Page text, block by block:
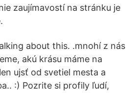
zaujímavostí na stránku je
about this. .mnohí z nás
akú krásu máme na
ujsť od svetiel mesta a
:) Pozrite si profily ľudí,